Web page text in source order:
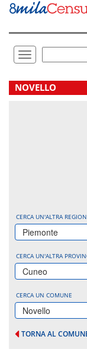
Vai
direttamente
Toggle
navigation
.
NOVELLO
CERCA UN'ALTRA
Piemonte
CERCA UN'ALTRA
Cuneo
CERCA UN COMUNE
Novello
TORNA AL